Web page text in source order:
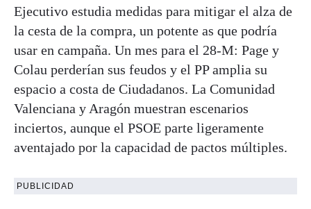
Ejecutivo estudia medidas para mitigar el alza de
la cesta de la compra, un potente as que podría
usar en campaña. Un mes para el 28-M: Page y
Colau perderían sus feudos y el PP amplia su
espacio a costa de Ciudadanos. La Comunidad
Valenciana y Aragón muestran escenarios
inciertos, aunque el PSOE parte ligeramente
aventajado por la capacidad de pactos múltiples.
PUBLICIDAD